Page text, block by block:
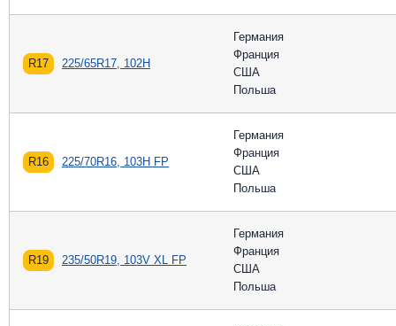
R17 225/65R17, 102H
Германия
Франция
США
Польша
R16 225/70R16, 103H FP
Германия
Франция
США
Польша
R19 235/50R19, 103V XL FP
Германия
Франция
США
Польша